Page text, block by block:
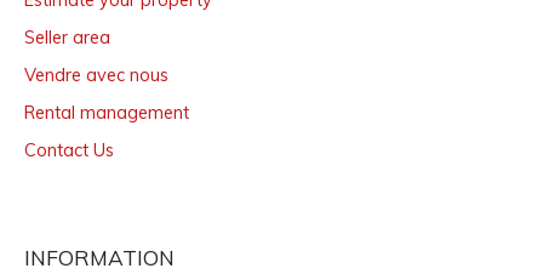
Seller area
Vendre avec nous
Rental management
Contact Us
INFORMATION